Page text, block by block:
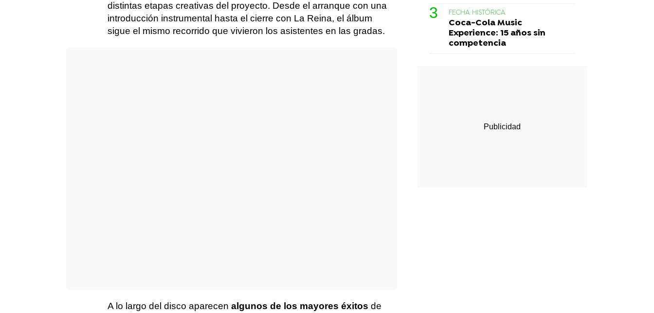
distintas etapas creativas del proyecto. Desde el arranque con una
introducción instrumental hasta el cierre con La Reina, el álbum
sigue el mismo recorrido que vivieron los asistentes en las gradas.
A lo largo del disco aparecen algunos de los mayores éxitos de
FECHA HISTÓRICA
Coca-Cola Music
Experience: 15 años sin
competencia